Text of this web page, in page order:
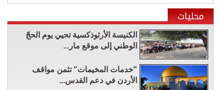
محليات
الكنيسة الأرثوذكسية تحيي يوم الحجّ
الوطني إلى موقع مار...
"خدمات المخيمات" تثمن مواقف
الأردن في دعم القدس...